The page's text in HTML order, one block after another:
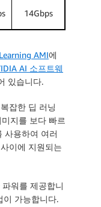
14Gbps
AMI에
AI 소프트웨
있습니다.
잡한 딥 러닝
지를 보다 빠르
사용하여 여러
이에 지원되는
워를 제공합니
이 가능합니다.